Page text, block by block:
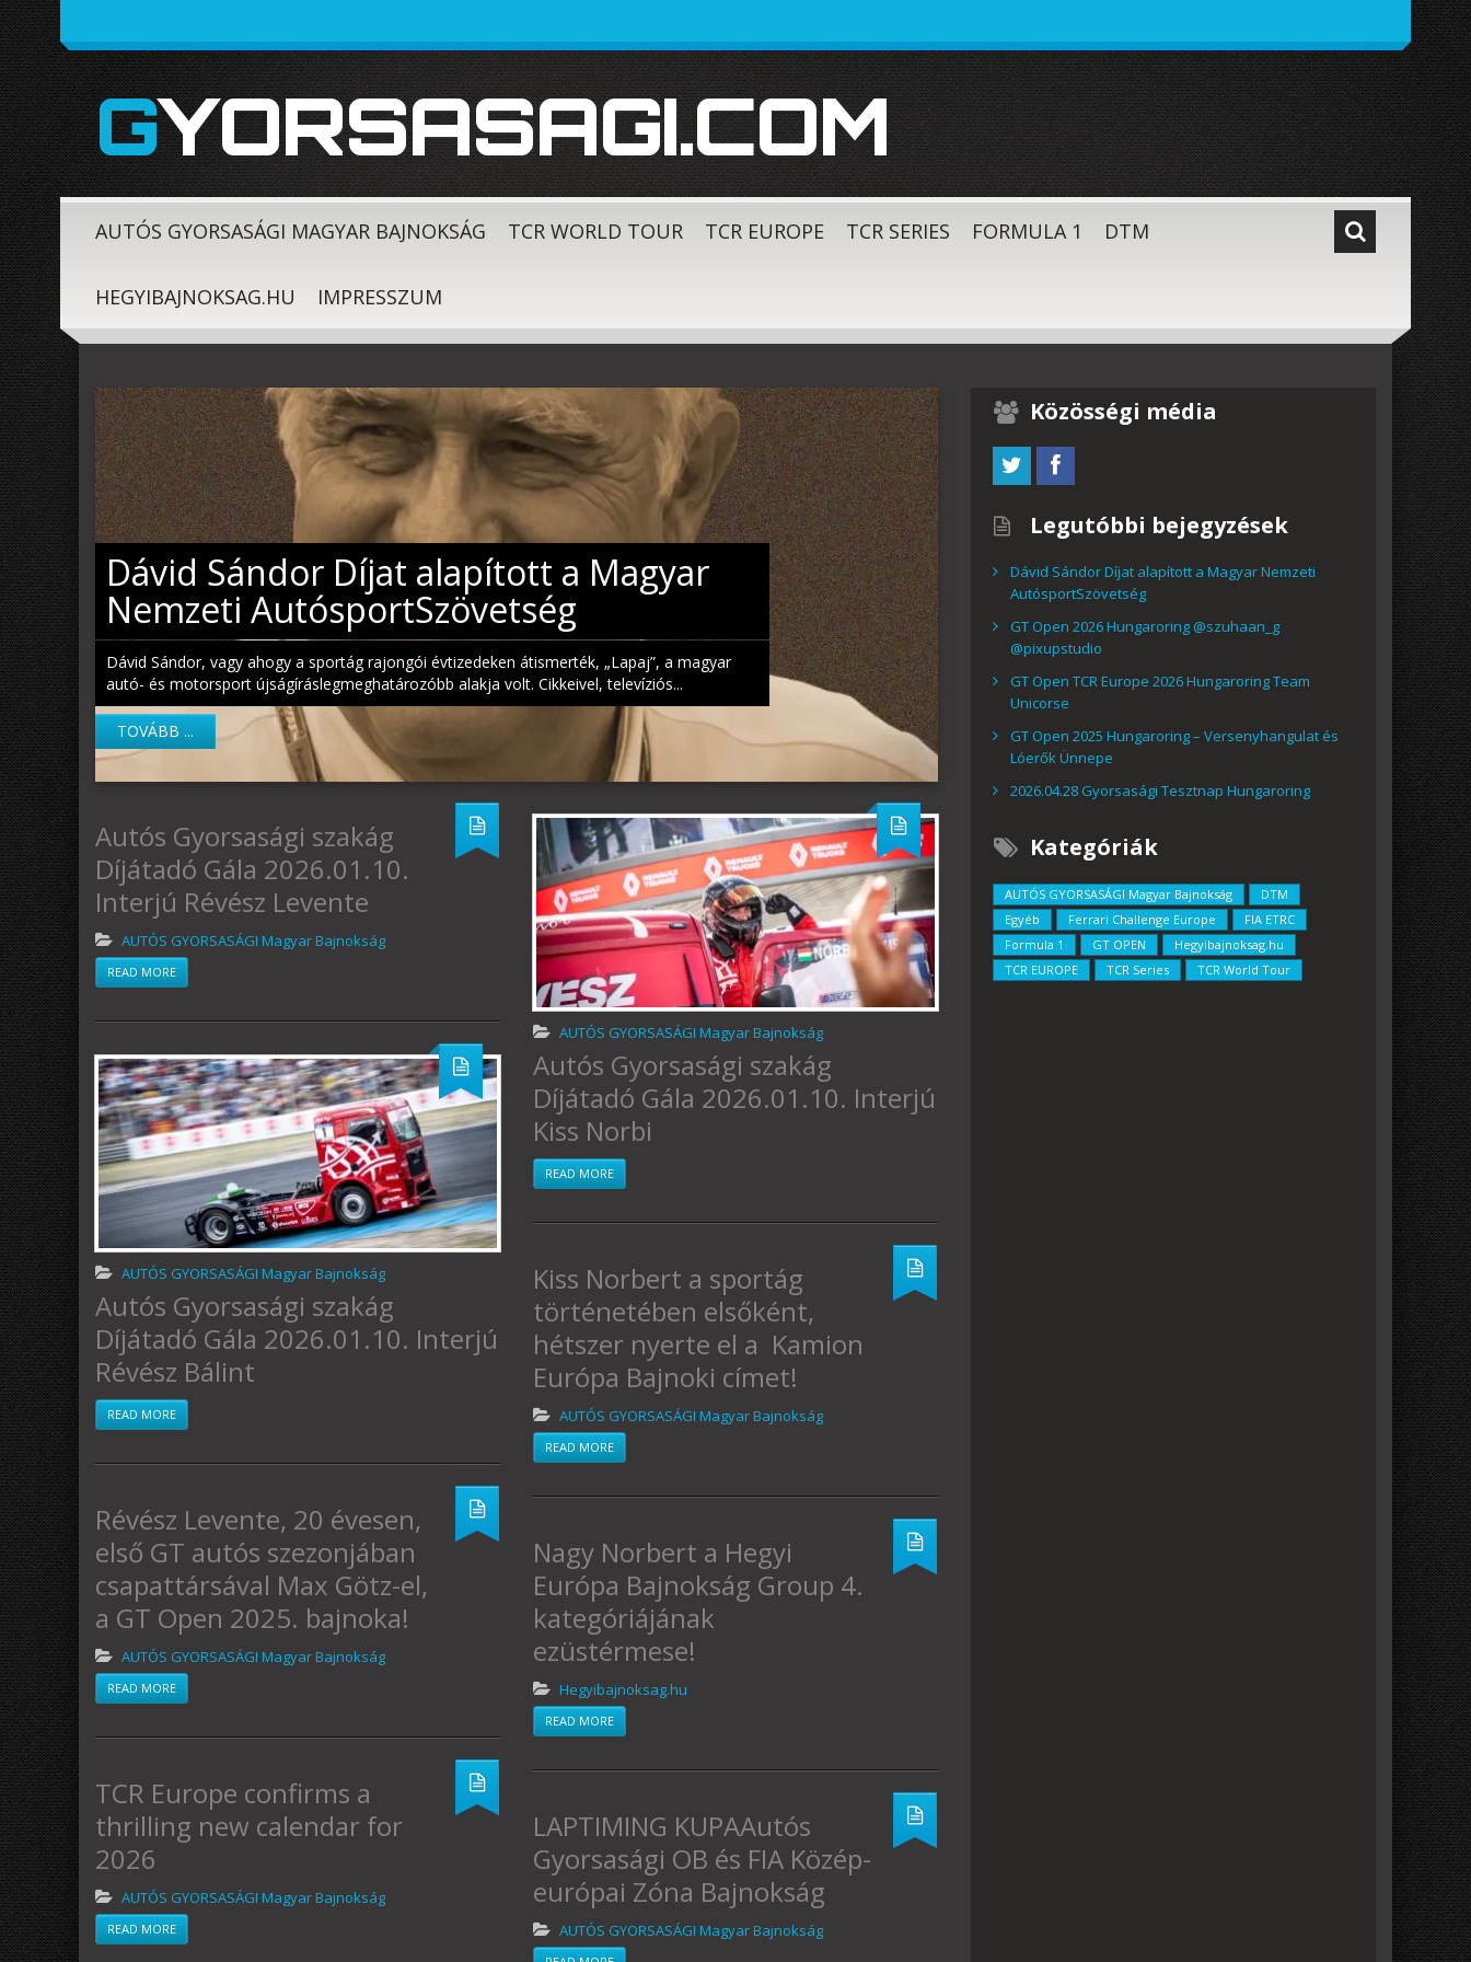
GYORSASAGI.COM
AUTÓS GYORSASÁGI MAGYAR BAJNOKSÁG TCR WORLD TOUR TCR EUROPE TCR SERIES FORMULA 1 DTM
HEGYIBAJNOKSAG.HU IMPRESSZUM
Dávid Sándor Díjat alapított a Magyar
Nemzeti AutósportSzövetség
Dávid Sándor, vagy ahogy a sportág rajongói évtizedeken átismerték, „Lapaj”, a magyar
autó- és motorsport újságíráslegmeghatározóbb alakja volt. Cikkeivel, televíziós...
TOVÁBB ...
GT Open 2026 Hungaroring
@szuhaan_g @pixupstudio
A Hungaroringen, az International GT Open és a TCR Europe 5. futamán
csapat mellett dolgoztam fotósként, a...
TOVÁBB ...
Autós Gyorsasági szakág
Díjátadó Gála 2026.01.10.
Interjú Révész Levente
AUTÓS GYORSASÁGI Magyar Bajnokság
READ MORE
AUTÓS GYORSASÁGI Magyar Bajnokság
Autós Gyorsasági szakág
Díjátadó Gála 2026.01.10. Interjú
Révész Bálint
READ MORE
Révész Levente, 20 évesen,
első GT autós szezonjában
csapattársával Max Götz-el,
a GT Open 2025. bajnoka!
AUTÓS GYORSASÁGI Magyar Bajnokság
READ MORE
TCR Europe confirms a
thrilling new calendar for
2026
AUTÓS GYORSASÁGI Magyar Bajnokság
READ MORE
AUTÓS GYORSASÁGI Magyar Bajnokság
Autós Gyorsasági szakág
Díjátadó Gála 2026.01.10. Interjú
Kiss Norbi
READ MORE
Kiss Norbert a sportág
történetében elsőként,
hétszer nyerte el a Kamion
Európa Bajnoki címet!
AUTÓS GYORSASÁGI Magyar Bajnokság
READ MORE
Nagy Norbert a Hegyi
Európa Bajnokság Group 4.
kategóriájának
ezüstérmese!
Hegyibajnoksag.hu
READ MORE
LAPTIMING KUPAAutós
Gyorsasági OB és FIA Közép-
európai Zóna Bajnokság
AUTÓS GYORSASÁGI Magyar Bajnokság
Közösségi média
Legutóbbi bejegyzések
Dávid Sándor Díjat alapított a Magyar Nemzeti
AutósportSzövetség
GT Open 2026 Hungaroring @szuhaan_g
@pixupstudio
GT Open TCR Europe 2026 Hungaroring Team
Unicorse
GT Open 2025 Hungaroring – Versenyhangulat és
Lóerők Ünnepe
2026.04.28 Gyorsasági Tesztnap Hungaroring
Kategóriák
AUTÓS GYORSASÁGI Magyar Bajnokság
DTM
Egyéb
Ferrari Challenge Europe
FIA ETRC
Formula 1
GT OPEN
Hegyibajnoksag.hu
TCR EUROPE
TCR Series TCR World Tour